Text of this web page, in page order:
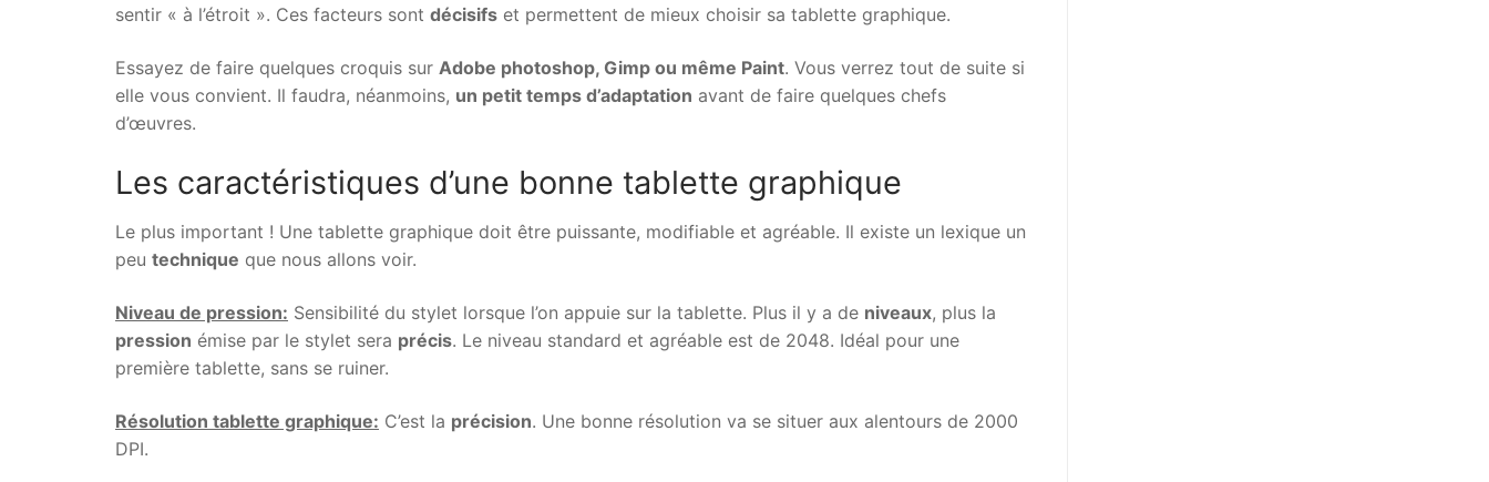
sentir « à l’étroit ». Ces facteurs sont décisifs et permettent de mieux choisir sa tablette graphique.
Essayez de faire quelques croquis sur Adobe photoshop, Gimp ou même Paint. Vous verrez tout de suite si
elle vous convient. Il faudra, néanmoins, un petit temps d’adaptation avant de faire quelques chefs
d’œuvres.
Les caractéristiques d’une bonne tablette graphique
Le plus important ! Une tablette graphique doit être puissante, modifiable et agréable. Il existe un lexique un
peu technique que nous allons voir.
Niveau de pression: Sensibilité du stylet lorsque l’on appuie sur la tablette. Plus il y a de niveaux, plus la
pression émise par le stylet sera précis. Le niveau standard et agréable est de 2048. Idéal pour une
première tablette, sans se ruiner.
Résolution tablette graphique: C’est la précision. Une bonne résolution va se situer aux alentours de 2000
DPI.